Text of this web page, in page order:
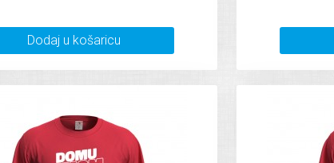
Dodaj u košaricu